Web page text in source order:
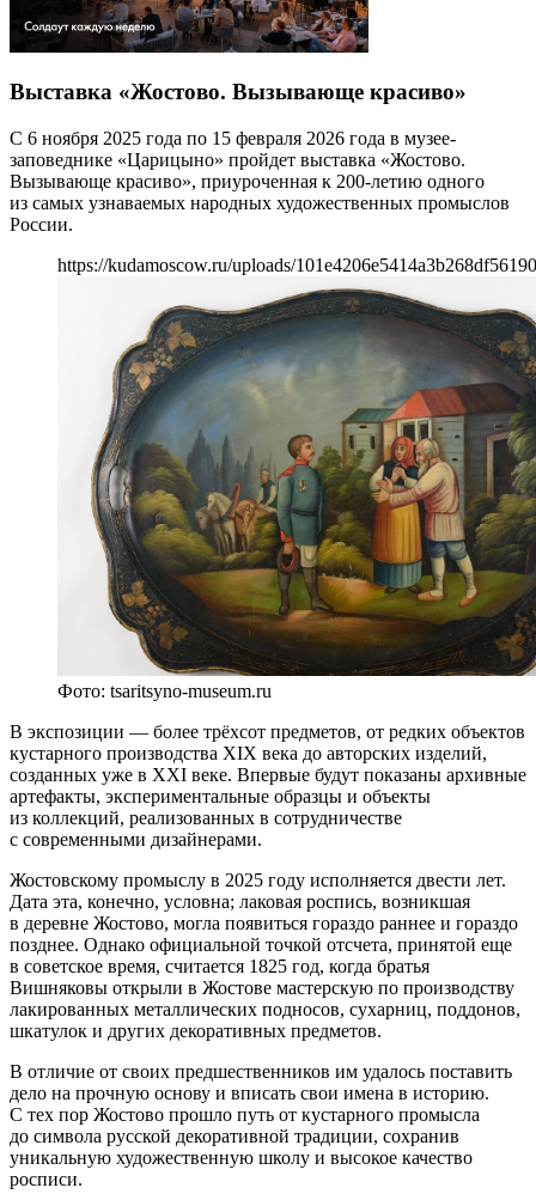
Выставка «Жостово. Вызывающе красиво»
С 6 ноября 2025 года по 15 февраля 2026 года в музее-
заповеднике «Царицыно» пройдет выставка «Жостово.
Вызывающе красиво», приуроченная к 200-летию одного
из самых узнаваемых народных художественных промыслов
России.
https://kudamoscow.ru/uploads/
Фото: tsaritsyno-museum.ru
В экспозиции — более трёхсот предметов, от редких объектов
кустарного производства XIX века до авторских изделий,
созданных уже в XXI веке. Впервые будут показаны архивные
артефакты, экспериментальные образцы и объекты
из коллекций, реализованных в сотрудничестве
с современными дизайнерами.
Жостовскому промыслу в 2025 году исполняется двести лет.
Дата эта, конечно, условна; лаковая роспись, возникшая
в деревне Жостово, могла появиться гораздо раннее и гораздо
позднее. Однако официальной точкой отсчета, принятой еще
в советское время, считается 1825 год, когда братья
Вишняковы открыли в Жостове мастерскую по производству
лакированных металлических подносов, сухарниц, поддонов,
шкатулок и других декоративных предметов.
В отличие от своих предшественников им удалось поставить
дело на прочную основу и вписать свои имена в историю.
С тех пор Жостово прошло путь от кустарного промысла
до символа русской декоративной традиции, сохранив
уникальную художественную школу и высокое качество
росписи.